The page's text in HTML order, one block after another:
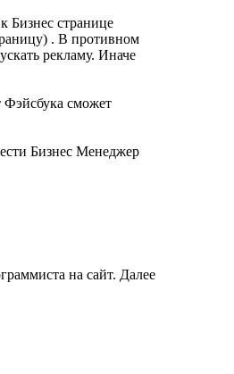
Бизнес странице
. В противном
рекламу. Иначе
Фэйсбука сможет
Бизнес Менеджер
на сайт. Далее